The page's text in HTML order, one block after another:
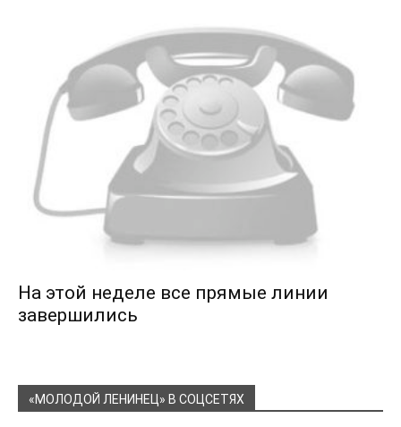
На этой неделе все прямые линии
завершились
«МОЛОДОЙ ЛЕНИНЕЦ» В СОЦСЕТЯХ